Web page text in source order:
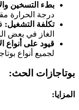
بطء التسخين
درجة الحرارة
تكلفة التشغيل:
الغاز في بعض
قيود على أنواع
لجميع أنواع
بوتاجازات الحث:
المزايا: